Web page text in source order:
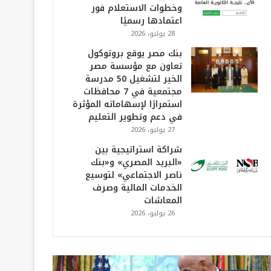
وخطوات الاستعلام فور
اعتمادها رسميًا
28 يوليو، 2026
بنك مصر يوقع بروتوكول
تعاون مع مؤسسة مصر
الخير لتشغيل 50 مدرسة
مجتمعية في 7 محافظات
استمرارًا لإسهاماته المؤثرة
في دعم وتطوير التعليم
27 يوليو، 2026
شراكة استراتيجية بين
«البريد المصري» و«بنك
ناصر الاجتماعي» لتوسيع
الخدمات المالية وصرف
المعاشات
26 يوليو، 2026